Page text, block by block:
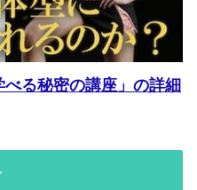
べる秘密の講座」の詳細